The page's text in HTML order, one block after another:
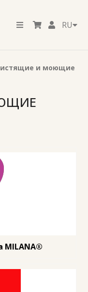
RU
и моющие
MILANA®